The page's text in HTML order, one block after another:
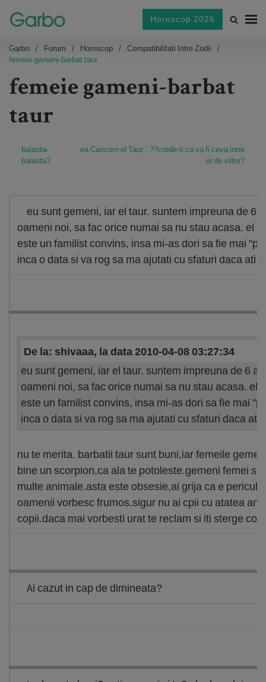
Horoscop 2026
Garbo Forum Horoscop
Compatibilitati Intre Zodii
femeie gameni-barbat taur
femeie gameni-barbat
taur
balanta-
balanta?
ea Caricorn el Taur...??crede-ti ca va fi ceva intre
ei de viitor?
eu sunt gemeni, iar el taur. suntem impreuna de 6
oameni noi, sa fac orice numai sa nu stau acasa. el
este un familist convins, insa mi-as dori sa fie mai
inca o data si va rog sa ma ajutati cu sfaturi daca ati
De la: shivaaa, la data 2010-04-08 03:27:34
eu sunt gemeni, iar el taur. suntem impreuna de 6
oameni noi, sa fac orice numai sa nu stau acasa.
este un familist convins, insa mi-as dori sa fie mai
inca o data si va rog sa ma ajutati cu sfaturi daca ati
nu te merita. barbatii taur sunt buni,iar femeile
bine un scorpion,ca ala te potoleste.gemeni femei
multe animale.asta este obsesie,ai grija ca e
oamenii vorbesc frumos.sigur nu ai cpii cu atatea
copii.daca mai vorbesti urat te reclam si iti sterge
Ai cazut in cap de dimineata?